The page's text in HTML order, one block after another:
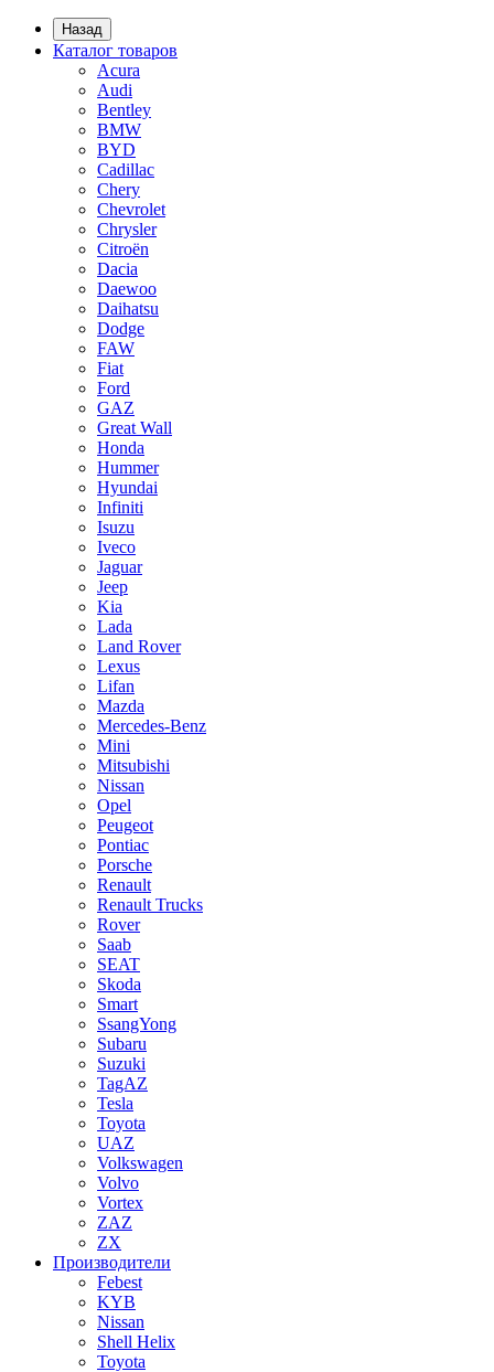
Назад
Каталог товаров
Acura
Audi
Bentley
BMW
BYD
Cadillac
Chery
Chevrolet
Chrysler
Citroën
Dacia
Daewoo
Daihatsu
Dodge
FAW
Fiat
Ford
GAZ
Great Wall
Honda
Hummer
Hyundai
Infiniti
Isuzu
Iveco
Jaguar
Jeep
Kia
Lada
Land Rover
Lexus
Lifan
Mazda
Mercedes-Benz
Mini
Mitsubishi
Nissan
Opel
Peugeot
Pontiac
Porsche
Renault
Renault Trucks
Rover
Saab
SEAT
Skoda
Smart
SsangYong
Subaru
Suzuki
TagAZ
Tesla
Toyota
UAZ
Volkswagen
Volvo
Vortex
ZAZ
ZX
Производители
Febest
KYB
Nissan
Shell Helix
Toyota